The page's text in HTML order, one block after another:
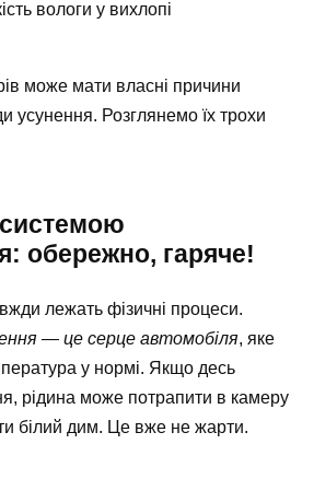
вологи у вихлопі
може мати власні причини
усунення. Розглянемо їх трохи
обережно, гаряче!
лежать фізичні процеси.
— це серце автомобіля, яке
у нормі. Якщо десь
рідина може потрапити в камеру
білий дим. Це вже не жарти.